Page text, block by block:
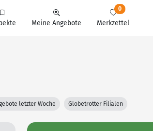
Meine Angebote Merkzettel
0
letzter Woche Globetrotter Filialen